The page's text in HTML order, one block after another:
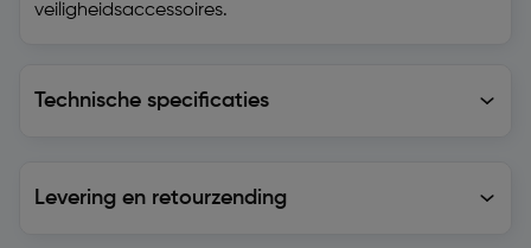
veiligheidsaccessoires.
Technische specificaties
Levering en retourzending